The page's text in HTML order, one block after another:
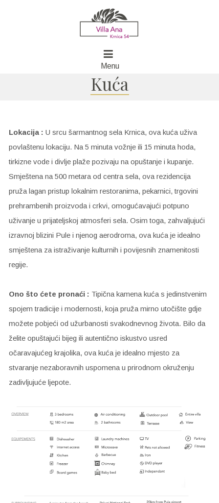
Menu
Kuća
Lokacija : U srcu šarmantnog sela Krnica, ova kuća uživa
povlaštenu lokaciju. Na 5 minuta vožnje ili 15 minuta hoda,
tirkizne vode i divlje plaže pozivaju na opuštanje i kupanje.
Smještena na 500 metara od centra sela, ova rezidencija
pruža lagan pristup lokalnim restoranima, pekarnici, trgovini
prehrambenih proizvoda i crkvi, omogućavajući potpuno
uživanje u prijateljskoj atmosferi sela. Osim toga, zahvaljujući
izravnoj blizini Pule i njenog aerodroma, ova kuća je idealno
smještena za istraživanje kulturnih i povijesnih znamenitosti
regije.
Ono što ćete pronaći : Tipična kamena kuća s jedinstvenim
spojem tradicije i modernosti, koja pruža mirno utočište gdje
možete pobjeći od užurbanosti svakodnevnog života. Bilo da
želite opuštajući bijeg ili autentično iskustvo usred
očaravajućeg krajolika, ova kuća je idealno mjesto za
stvaranje nezaboravnih uspomena u prirodnom okruženju
zadivljujuće ljepote.